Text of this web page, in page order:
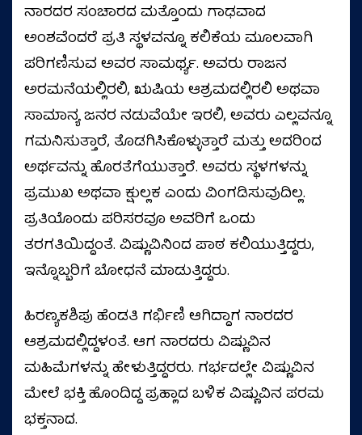
ನಾರದರ ಸಂಚಾರದ ಮತ್ತೊಂದು ಗಾಢವಾದ
ಅಂಶವೆಂದರೆ ಪ್ರತಿ ಸ್ಥಳವನ್ನೂ ಕಲಿಕೆಯ ಮೂಲವಾಗಿ
ಪರಿಗಣಿಸುವ ಅವರ ಸಾಮರ್ಥ್ಯ. ಅವರು ರಾಜನ
ಅರಮನೆಯಲ್ಲಿರಲಿ, ಋಷಿಯ ಆಶ್ರಮದಲ್ಲಿರಲಿ ಅಥವಾ
ಸಾಮಾನ್ಯ ಜನರ ನಡುವೆಯೇ ಇರಲಿ, ಅವರು ಎಲ್ಲವನ್ನೂ
ಗಮನಿಸುತ್ತಾರೆ, ತೊಡಗಿಸಿಕೊಳ್ಳುತ್ತಾರೆ ಮತ್ತು ಅದರಿಂದ
ಅರ್ಥವನ್ನು ಹೊರತೆಗೆಯುತ್ತಾರೆ. ಅವರು ಸ್ಥಳಗಳನ್ನು
ಪ್ರಮುಖ ಅಥವಾ ಕ್ಷುಲ್ಲಕ ಎಂದು ವಿಂಗಡಿಸುವುದಿಲ್ಲ.
ಪ್ರತಿಯೊಂದು ಪರಿಸರವೂ ಅವರಿಗೆ ಒಂದು
ತರಗತಿಯಿದ್ದಂತೆ. ವಿಷ್ಣುವಿನಿಂದ ಪಾಠ ಕಲಿಯುತ್ತಿದ್ದರು,
ಇನ್ನೊಬ್ಬರಿಗೆ ಬೋಧನೆ ಮಾಡುತ್ತಿದ್ದರು.
ಹಿರಣ್ಯಕಶಿಪು ಹೆಂಡತಿ ಗರ್ಭಿಣಿ ಆಗಿದ್ದಾಗ ನಾರದರ
ಆಶ್ರಮದಲ್ಲಿದ್ದಳಂತೆ. ಆಗ ನಾರದರು ವಿಷ್ಣುವಿನ
ಮಹಿಮೆಗಳನ್ನು ಹೇಳುತ್ತಿದ್ದರರು. ಗರ್ಭದಲ್ಲೇ ವಿಷ್ಣುವಿನ
ಮೇಲೆ ಭಕ್ತಿ ಹೊಂದಿದ್ದ ಪ್ರಹ್ಲಾದ ಬಳಿಕ ವಿಷ್ಣುವಿನ ಪರಮ
ಭಕ್ತನಾದ.